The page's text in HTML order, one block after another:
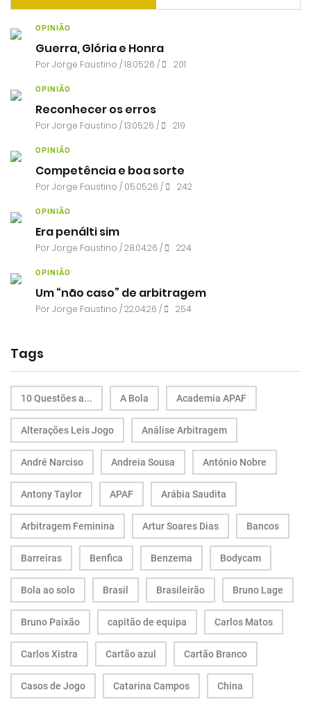
OPINIÃO
Guerra, Glória e Honra
PorJorge Faustino / 18.05.26 / 201
OPINIÃO
Reconhecer os erros
PorJorge Faustino / 13.05.26 / 219
OPINIÃO
Competência e boa sorte
PorJorge Faustino / 05.05.26 / 242
OPINIÃO
Era penálti sim
PorJorge Faustino / 28.04.26 / 224
OPINIÃO
Um “não caso” de arbitragem
PorJorge Faustino / 22.04.26 / 254
Tags
10 Questões a... A Bola Academia APAF
Alterações Leis Jogo Análise Arbitragem
André Narciso Andreia Sousa António Nobre
Antony Taylor APAF Arábia Saudita
Arbitragem Feminina Artur Soares Dias Bancos
Barreiras Benfica Benzema Bodycam
Bola ao solo Brasil Brasileirão Bruno Lage
Bruno Paixão capitão de equipa Carlos Matos
Carlos Xistra Cartão azul Cartão Branco
Casos de Jogo Catarina Campos China